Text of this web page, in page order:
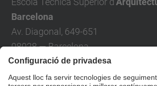
Barcelona
Av. Diagonal, 649-651
08028 — Barcelona
Telèfon: +34 93 401 6333